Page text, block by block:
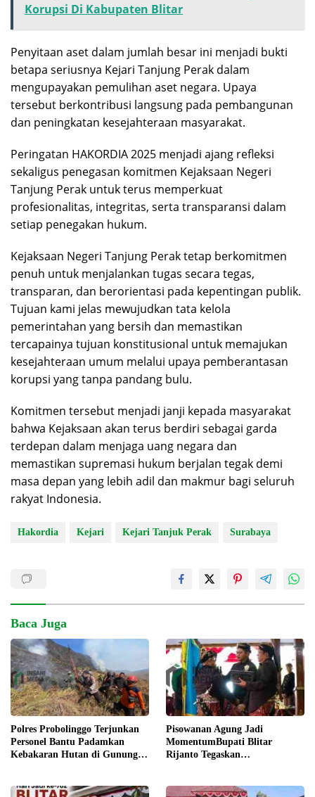
Korupsi Di Kabupaten Blitar
Penyitaan aset dalam jumlah besar ini menjadi bukti
betapa seriusnya Kejari Tanjung Perak dalam
mengupayakan pemulihan aset negara. Upaya
tersebut berkontribusi langsung pada pembangunan
dan peningkatan kesejahteraan masyarakat.
Peringatan HAKORDIA 2025 menjadi ajang refleksi
sekaligus penegasan komitmen Kejaksaan Negeri
Tanjung Perak untuk terus memperkuat
profesionalitas, integritas, serta transparansi dalam
setiap penegakan hukum.
Kejaksaan Negeri Tanjung Perak tetap berkomitmen
penuh untuk menjalankan tugas secara tegas,
transparan, dan berorientasi pada kepentingan publik.
Tujuan kami jelas mewujudkan tata kelola
pemerintahan yang bersih dan memastikan
tercapainya tujuan konstitusional untuk memajukan
kesejahteraan umum melalui upaya pemberantasan
korupsi yang tanpa pandang bulu.
Komitmen tersebut menjadi janji kepada masyarakat
bahwa Kejaksaan akan terus berdiri sebagai garda
terdepan dalam menjaga uang negara dan
memastikan supremasi hukum berjalan tegak demi
masa depan yang lebih adil dan makmur bagi seluruh
rakyat Indonesia.
Hakordia Kejari Kejari Tanjuk Perak Surabaya
Baca Juga
Polres Probolinggo Terjunkan
Personel Bantu Padamkan
Kebakaran Hutan di Gunung
Pisowanan Agung Jadi
MomentumBupati Blitar
Rijanto Tegaskan